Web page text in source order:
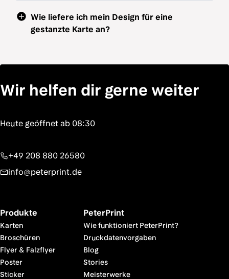
Wie liefere ich mein Design für eine
gestanzte Karte an?
Wir helfen dir gerne weiter
+49 208 880 26580
info@peterprint.de
Produkte
Karten
Broschüren
Flyer & Falzflyer
Poster
Sticker
PeterPrint
Wie funktioniert PeterPrint?
Druckdatenvorgaben
Blog
Stories
Meisterwerke